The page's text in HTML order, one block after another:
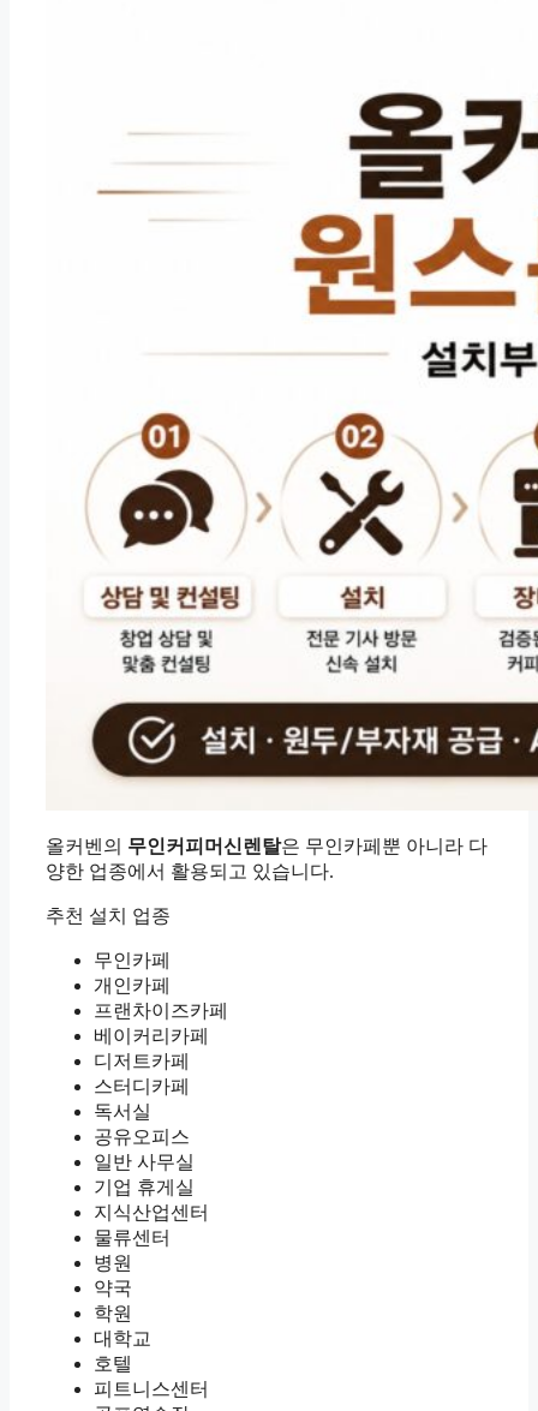
올커벤의 무인커피머신렌탈은 무인카페뿐 아니라 다
양한 업종에서 활용되고 있습니다.
추천 설치 업종
무인카페
개인카페
프랜차이즈카페
베이커리카페
디저트카페
스터디카페
독서실
공유오피스
일반 사무실
기업 휴게실
지식산업센터
물류센터
병원
약국
학원
대학교
호텔
피트니스센터